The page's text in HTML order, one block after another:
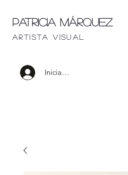
Patricia Márquez
artista visu al
Iniciar sesión